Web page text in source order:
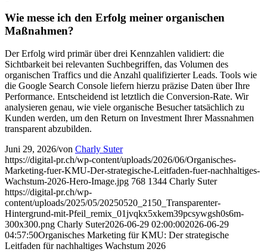
Wie messe ich den Erfolg meiner organischen
Maßnahmen?
Der Erfolg wird primär über drei Kennzahlen validiert: die
Sichtbarkeit bei relevanten Suchbegriffen, das Volumen des
organischen Traffics und die Anzahl qualifizierter Leads. Tools wie
die Google Search Console liefern hierzu präzise Daten über Ihre
Performance. Entscheidend ist letztlich die Conversion-Rate. Wir
analysieren genau, wie viele organische Besucher tatsächlich zu
Kunden werden, um den Return on Investment Ihrer Massnahmen
transparent abzubilden.
Juni 29, 2026/von Charly Suter
https://digital-pr.ch/wp-content/uploads/2026/06/Organisches-
Marketing-fuer-KMU-Der-strategische-Leitfaden-fuer-nachhaltiges-
Wachstum-2026-Hero-Image.jpg 768 1344 Charly Suter
https://digital-pr.ch/wp-
content/uploads/2025/05/20250520_2150_Transparenter-
Hintergrund-mit-Pfeil_remix_01jvqkx5xkem39pcsywgsh0s6m-
300x300.png Charly Suter2026-06-29 02:00:002026-06-29
04:57:50Organisches Marketing für KMU: Der strategische
Leitfaden für nachhaltiges Wachstum 2026